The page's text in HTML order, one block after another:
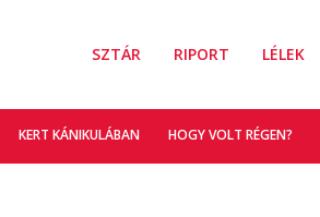
SZTÁR RIPORT LÉLEK
KERT KÁNIKULÁBAN HOGY VOLT RÉGEN?